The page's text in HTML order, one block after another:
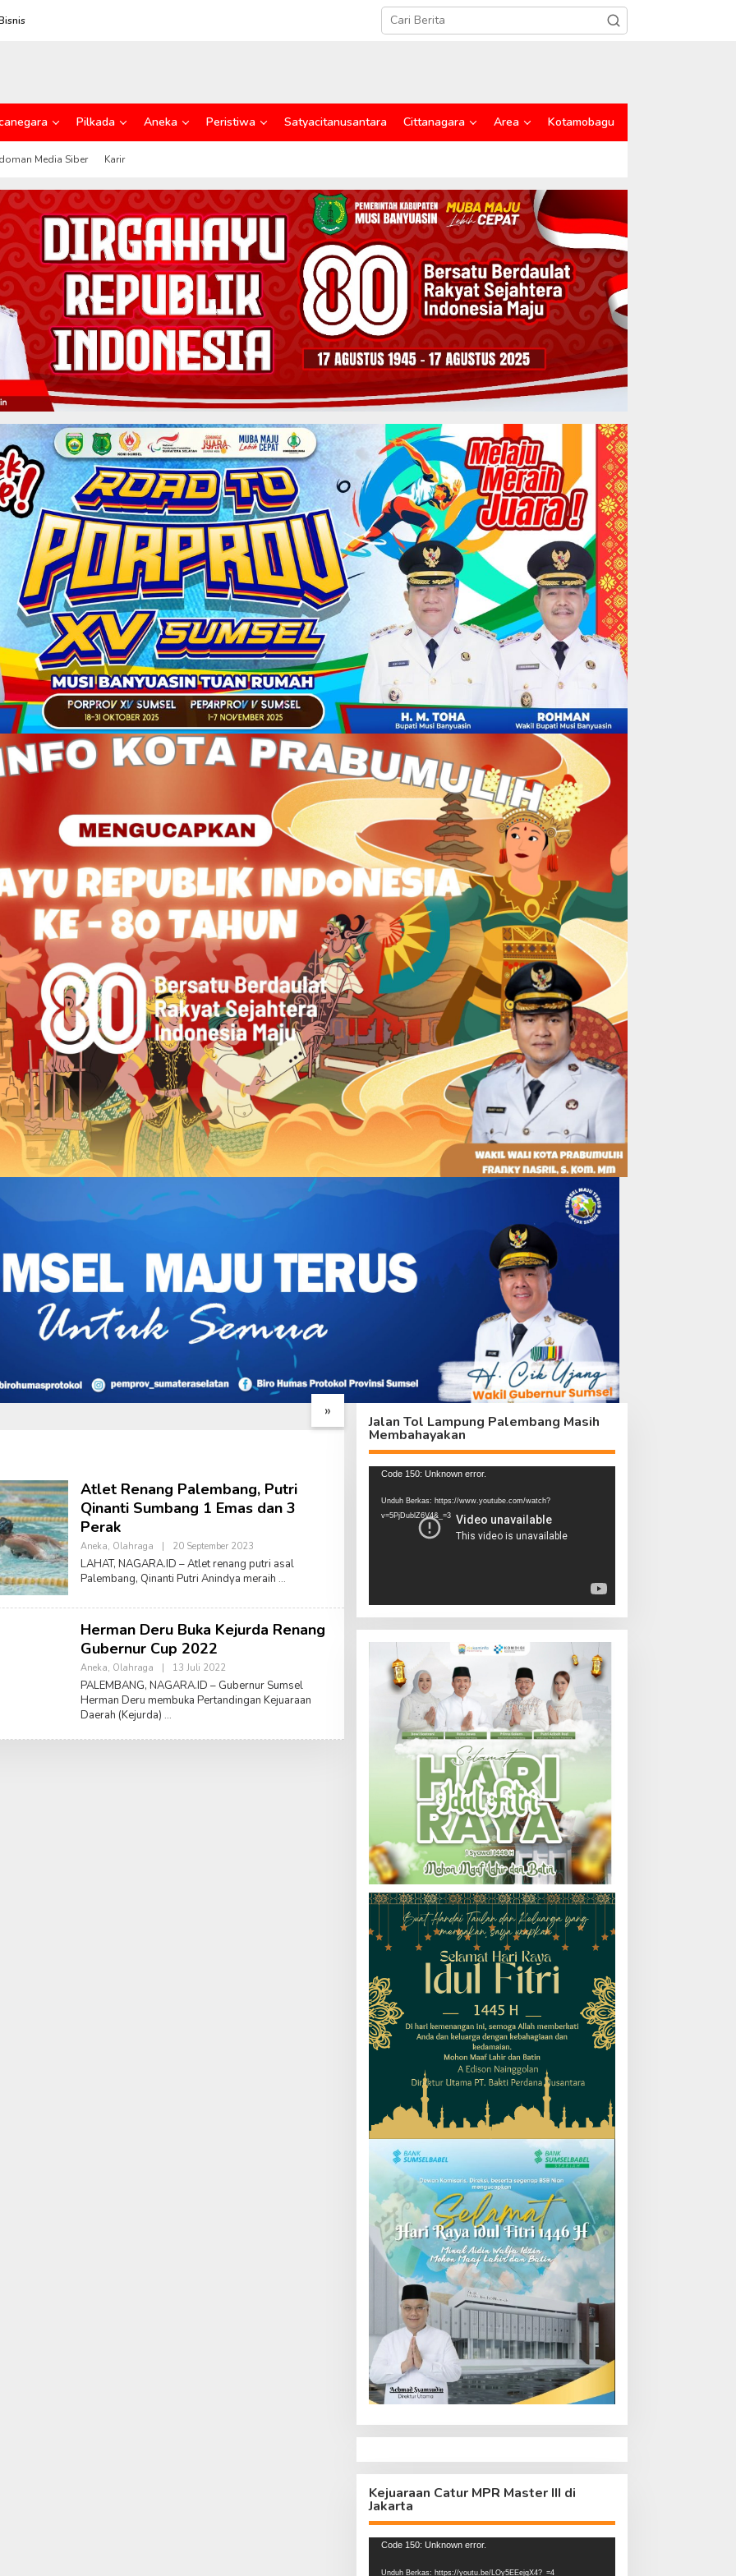
Pilkada Aneka Peristiwa Satyacitanusantara Cittanagara Area Kotamobagu
Media Siber Karir
»
Gotong Royong
TMMD Kodim
Kehangatan TNI dan Warga
Iringi Peninjauan Ketua Tim
Wasev TMMD Ke-129
Finishing RTLH Ibu Sriyanti
Dipercepat, TMMD Ke-129
Wujudkan Harapan Warga
TMMD Ke-129 Kebut
Penyelesaian RTLH, Rumah
Ibu Sriyanti Kini Semakin
Layak Huni
Atlet Renang Palembang, Putri
Qinanti Sumbang 1 Emas dan 3
Perak
Aneka, Olahraga | 20 September 2023
E
H
U
S
M
LAHAT, NAGARA.ID – Atlet renang putri asal
Palembang, Qinanti Putri Anindya meraih
Herman Deru Buka Kejurda Renang
Gubernur Cup 2022
Aneka, Olahraga | 13 Juli 2022
L
E
H
R
PALEMBANG, NAGARA.ID – Gubernur Sumsel
Herman Deru membuka Pertandingan Kejuaraan
Daerah (Kejurda)
Jalan Tol Lampung Palembang Masih
Membahayakan
Pemutar
Code 150: Unknown error.
Unduh Berkas: https://www.youtube.com/watch?
v=5PjDublZ6V4&_=3
Kejuaraan Catur MPR Master III di
Jakarta
Pemutar
Code 150: Unknown error.
Unduh Berkas: https://youtu.be/LOy5EEejgX4?_=4